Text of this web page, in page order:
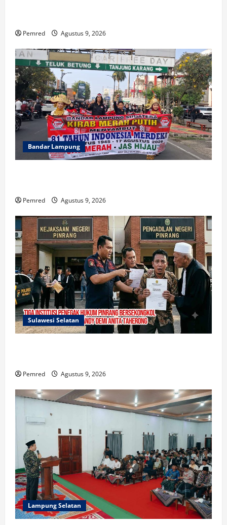
Pemred Agustus 9, 2026
Bandar Lampung
Pemred Agustus 9, 2026
Sulawesi Selatan
Pemred Agustus 9, 2026
Lampung Selatan